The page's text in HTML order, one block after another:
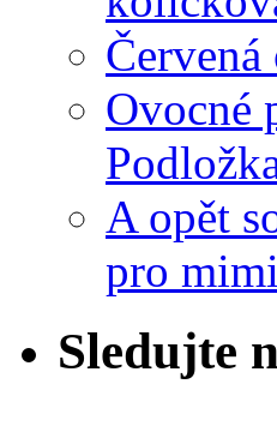
Ovocné
A opět
pro
Sledujte